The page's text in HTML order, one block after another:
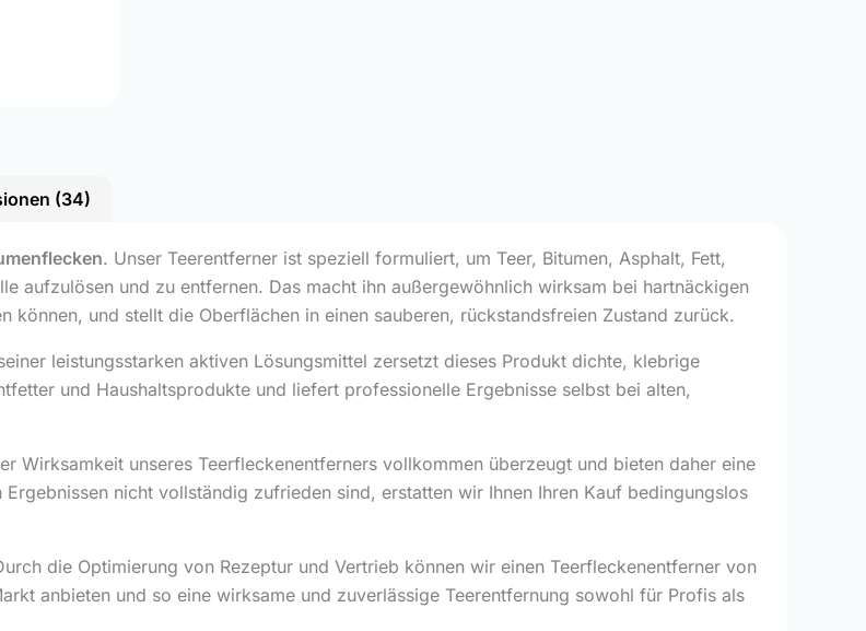
(34)
. Unser Teerentferner ist speziell formuliert, um Teer, Bitumen, Asphalt, Fett,
aufzulösen und zu entfernen. Das macht ihn außergewöhnlich wirksam bei hartnäckigen
können, und stellt die Oberflächen in einen sauberen, rückstandsfreien Zustand zurück.
leistungsstarken aktiven Lösungsmittel zersetzt dieses Produkt dichte, klebrige
und Haushaltsprodukte und liefert professionelle Ergebnisse selbst bei alten,
Wirksamkeit unseres Teerfleckenentferners vollkommen überzeugt und bieten daher eine
nicht vollständig zufrieden sind, erstatten wir Ihnen Ihren Kauf bedingungslos
die Optimierung von Rezeptur und Vertrieb können wir einen Teerfleckenentferner von
anbieten und so eine wirksame und zuverlässige Teerentfernung sowohl für Profis als